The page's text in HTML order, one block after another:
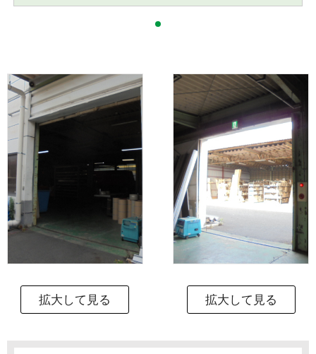
拡大して見る 拡大して見る